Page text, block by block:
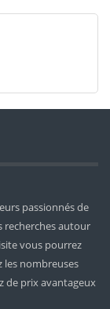
passionnés de
recherches autour
vous pourrez
les nombreuses
de prix avantageux